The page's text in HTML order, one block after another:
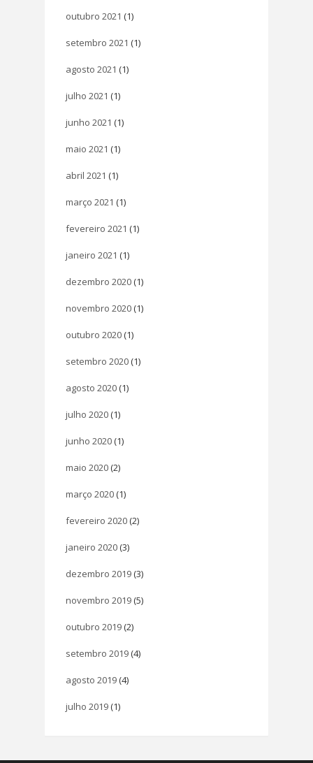
outubro 2021 (1)
setembro 2021 (1)
agosto 2021 (1)
julho 2021 (1)
junho 2021 (1)
maio 2021 (1)
abril 2021 (1)
março 2021 (1)
fevereiro 2021 (1)
janeiro 2021 (1)
dezembro 2020 (1)
novembro 2020 (1)
outubro 2020 (1)
setembro 2020 (1)
agosto 2020 (1)
julho 2020 (1)
junho 2020 (1)
maio 2020 (2)
março 2020 (1)
fevereiro 2020 (2)
janeiro 2020 (3)
dezembro 2019 (3)
novembro 2019 (5)
outubro 2019 (2)
setembro 2019 (4)
agosto 2019 (4)
julho 2019 (1)